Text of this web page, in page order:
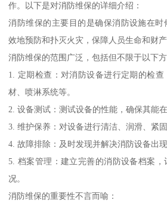
作。以下是对消防维保的详细介绍：
消防维保的主要目的是确保消防设施在
效地预防和扑灭火灾，保障人员生命和财产
消防维保的范围广泛，包括但不限于以下方
1. 定期检查：对消防设备进行定期的检
材、喷淋系统等。
2. 设备测试：测试设备的性能，确保其能
3. 维护保养：对设备进行清洁、润滑、紧
4. 故障排除：及时发现并解决消防设备出现
5. 档案管理：建立完善的消防设备档案
况。
消防维保的重要性不言而喻：